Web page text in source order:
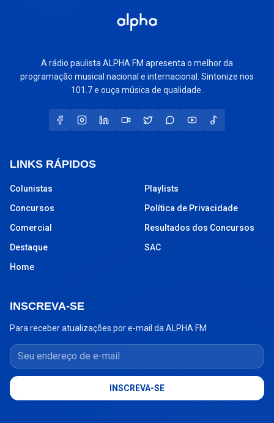
A rádio paulista ALPHA FM apresenta o melhor da
programação musical nacional e internacional. Sintonize nos
101.7 e ouça música de qualidade.
LINKS RÁPIDOS
Colunistas
Concursos
Comercial
Destaque
Home
Playlists
Política de Privacidade
Resultados dos Concursos
SAC
INSCREVA-SE
Para receber atualizações por e-mail da ALPHA FM
Seu endereço de e-mail
INSCREVA-SE